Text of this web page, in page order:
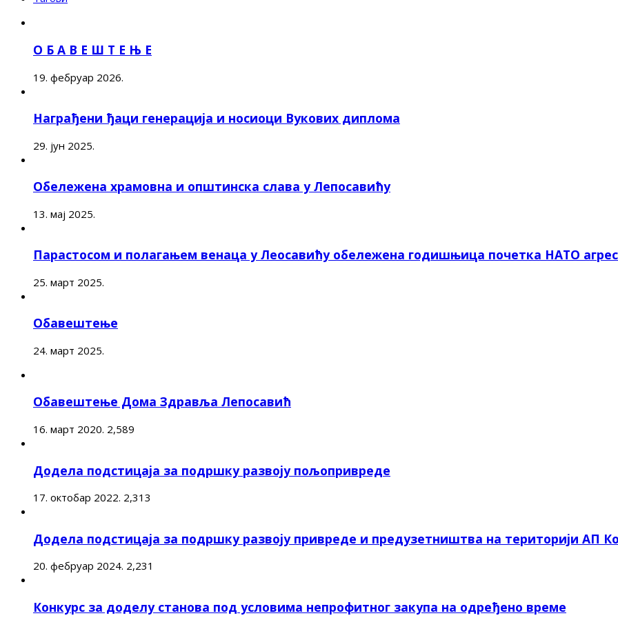
О Б А В Е Ш Т Е Њ Е
19. фебруар 2026.
Награђени ђаци генерација и носиоци Вукових диплома
29. јун 2025.
Обележена храмовна и општинска слава у Лепосавићу
13. мај 2025.
Парастосом и полагањем венаца у Леосавићу обележена годишњица почетка НАТО
25. март 2025.
Обавештење
24. март 2025.
Обавештење Дома Здравља Лепосавић
16. март 2020. 2,589
Додела подстицаја за подршку развоју пољопривреде
17. октобар 2022. 2,313
Додела подстицаја за подршку развоју привреде и предузетништва на територији АП
20. фебруар 2024. 2,231
Конкурс за доделу станова под условима непрофитног закупа на одређено време